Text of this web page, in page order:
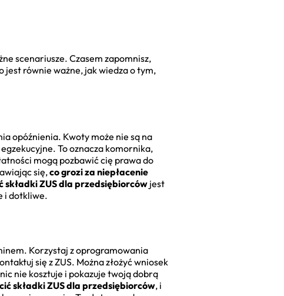
scenariusze. Czasem zapomnisz,
jest równie ważne, jak wiedza o tym,
opóźnienia. Kwoty może nie są na
To oznacza komornika,
mogą pozbawić cię prawa do
się,co grozi za niepłacenie
składki ZUS dla przedsiębiorcówjest
i dotkliwe.
Korzystaj z oprogramowania
się z ZUS. Można złożyć wniosek
nie kosztuje i pokazuje twoją dobrą
składki ZUS dla przedsiębiorców, i